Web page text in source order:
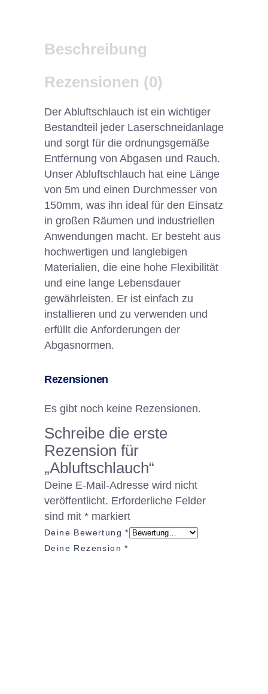
Beschreibung
Rezensionen (0)
Der Abluftschlauch ist ein wichtiger
Bestandteil jeder Laserschneidanlage
und sorgt für die ordnungsgemäße
Entfernung von Abgasen und Rauch.
Unser Abluftschlauch hat eine Länge
von 5m und einen Durchmesser von
150mm, was ihn ideal für den Einsatz
in großen Räumen und industriellen
Anwendungen macht. Er besteht aus
hochwertigen und langlebigen
Materialien, die eine hohe Flexibilität
und eine lange Lebensdauer
gewährleisten. Er ist einfach zu
installieren und zu verwenden und
erfüllt die Anforderungen der
Abgasnormen.
Rezensionen
Es gibt noch keine Rezensionen.
Schreibe die erste
Rezension für
„Abluftschlauch“
Deine E-Mail-Adresse wird nicht
veröffentlicht. Erforderliche Felder
sind mit * markiert
Deine Bewertung*
Deine Rezension*